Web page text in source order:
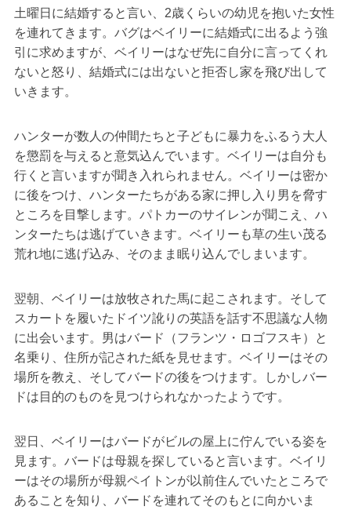
土曜日に結婚すると言い、2歳くらいの幼児を抱いた女性
を連れてきます。バグはベイリーに結婚式に出るよう強
引に求めますが、ベイリーはなぜ先に自分に言ってくれ
ないと怒り、結婚式には出ないと拒否し家を飛び出して
いきます。
ハンターが数人の仲間たちと子どもに暴力をふるう大人
を懲罰を与えると意気込んでいます。ベイリーは自分も
行くと言いますが聞き入れられません。ベイリーは密か
に後をつけ、ハンターたちがある家に押し入り男を脅す
ところを目撃します。パトカーのサイレンが聞こえ、ハ
ンターたちは逃げていきます。ベイリーも草の生い茂る
荒れ地に逃げ込み、そのまま眠り込んでしまいます。
翌朝、ベイリーは放牧された馬に起こされます。そして
スカートを履いたドイツ訛りの英語を話す不思議な人物
に出会います。男はバード（フランツ・ロゴフスキ）と
名乗り、住所が記された紙を見せます。ベイリーはその
場所を教え、そしてバードの後をつけます。しかしバー
ドは目的のものを見つけられなかったようです。
翌日、ベイリーはバードがビルの屋上に佇んでいる姿を
見ます。バードは母親を探していると言います。ベイリ
ーはその場所が母親ペイトンが以前住んでいたところで
あることを知り、バードを連れてそのもとに向かいま